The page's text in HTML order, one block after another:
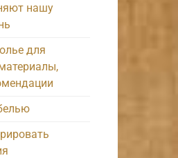
нашу
для